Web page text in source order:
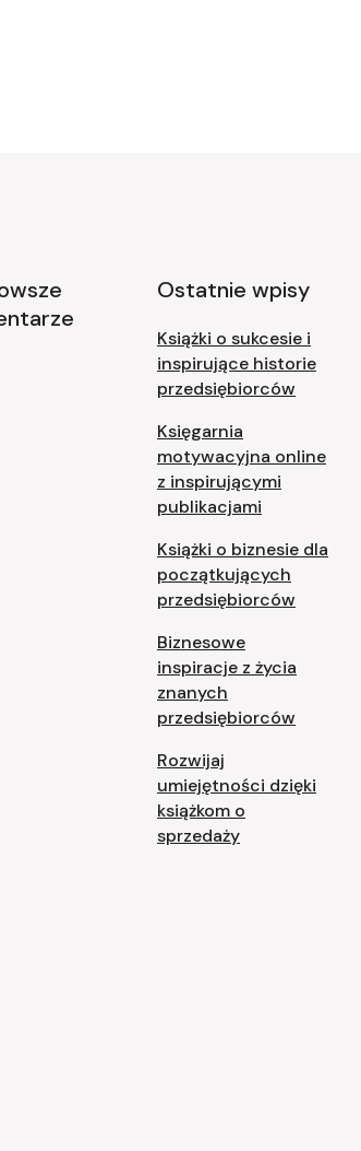
Ostatnie wpisy
Książki o sukcesie i
inspirujące historie
przedsiębiorców
Księgarnia
motywacyjna online
z inspirującymi
publikacjami
Książki o biznesie dla
początkujących
przedsiębiorców
Biznesowe
inspiracje z życia
znanych
przedsiębiorców
Rozwijaj
umiejętności dzięki
książkom o
sprzedaży